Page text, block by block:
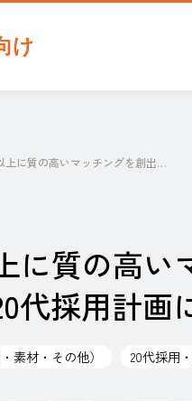
け
期待以上に質の高いマッチングを創出、当社の20代採用計画になくてはならない企画に。
に質の高い
代採用計画
素材・その他） 20代採用